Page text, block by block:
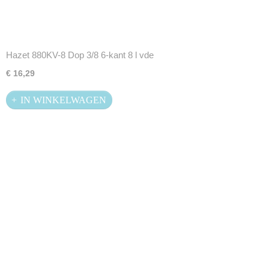
Hazet 880KV-8 Dop 3/8 6-kant 8 l vde
€ 16,29
IN WINKELWAGEN